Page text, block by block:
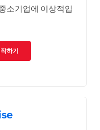
소기업에 이상적입
하기